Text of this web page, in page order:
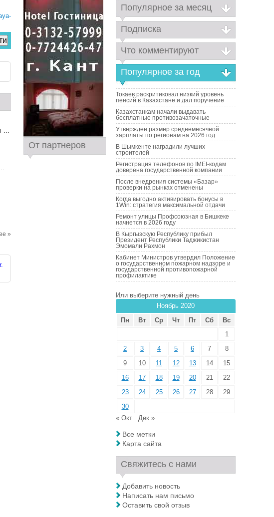
...
»
От партнеров
Популярное за месяц
Подписка
Что комментируют
Популярное за год
Токаев раскритиковал низкий уровень
пенсий в Казахстане и дал поручение
Казахстанкам начали выдавать
бесплатные противозачаточные
Утвержден размер среднемесячной
зарплаты по регионам на 2026 год
В Шымкенте наградили лучших
строителей
Регистрация телефонов по IMEI-кодам
доверена государственной компании
После внедрения системы «Базар»
проверки на рынках отменены
Когда выгодно активировать бонусы в
1Win: стратегия максимальной отдачи
Ремонт улицы Профсоюзная в Бишкеке
начнется в 2026 году
В Кыргызскую Республику прибыл
Президент Республики Таджикистан
Эмомали Рахмон
Кабинет Министров утвердил Положение
о государственном пожарном надзоре и
государственной противопожарной
профилактике
Или выберите нужный день
Ноябрь 2020
Пн
Вт Ср Чт Пт Сб
Вс
1
2
3 4 5 6 7
8
9
10 11 12 13 14
15
16
17 18 19 20 21
22
23
24 25 26 27 28
29
30
« Окт
Дек »
Все метки
Карта сайта
Свяжитесь с нами
Добавить новость
Написать нам письмо
Оставить свой отзыв